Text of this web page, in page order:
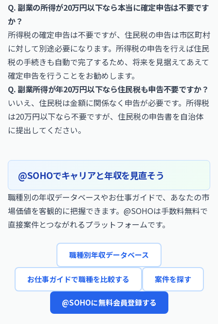
Q. 副業の所得が20万円以下なら本当に確定申告は不要です
か？
所得税の確定申告は不要ですが、住民税の申告は市区町村
に対して別途必要になります。所得税の申告を行えば住民
税の手続きも自動で完了するため、将来を見据えてあえて
確定申告を行うことをお勧めします。
Q. 副業所得が年20万円以下なら住民税も申告不要ですか？
いいえ、住民税は金額に関係なく申告が必要です。所得税
は20万円以下なら不要ですが、住民税の申告書を自治体
に提出してください。
@SOHOでキャリアと年収を見直そう
職種別の年収データベースやお仕事ガイドで、あなたの市
場価値を客観的に把握できます。@SOHOは手数料無料で
直接案件とつながれるプラットフォームです。
職種別年収データベース
お仕事ガイドで職種を比較する 案件を探す
@SOHOに無料会員登録する